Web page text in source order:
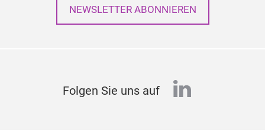
NEWSLETTER ABONNIEREN
Folgen Sie uns auf linkedin